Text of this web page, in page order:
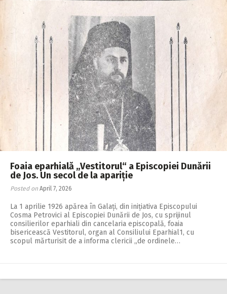
Foaia eparhială „Vestitorul“ a Episcopiei Dunării
de Jos. Un secol de la apariție
Posted on April 7, 2026
La 1 aprilie 1926 apărea în Galați, din inițiati­va Episcopului
Cosma Pe­­trovici al Episcopiei Dunării de Jos, cu sprijinul
consilierilor eparhiali din cancelaria episcopală, foaia
bisericească Vestitorul, organ al Consiliului Eparhial1, cu
scopul mărturisit de a informa clericii „de ordinele…